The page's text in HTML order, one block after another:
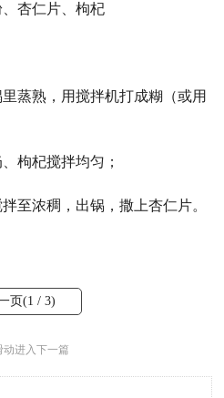
杏仁片、枸杞
蒸熟，用搅拌机打成糊（或用
枸杞搅拌均匀；
至浓稠，出锅，撒上杏仁片。
页(1 / 3)
动进入下一篇